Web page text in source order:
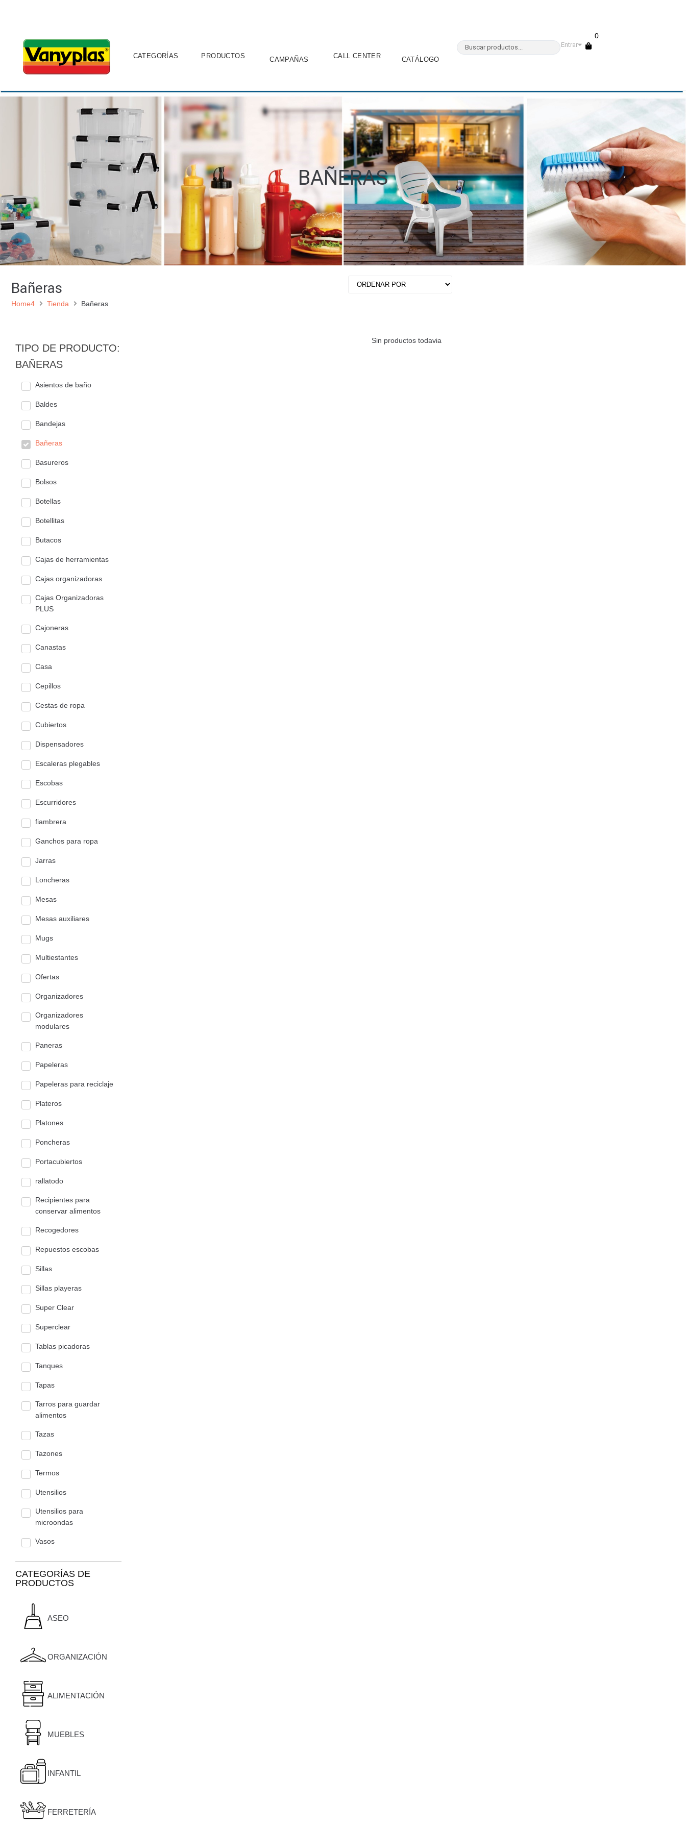
CATEGORÍAS PRODUCTOS CAMPAÑAS CALL CENTER CATÁLOGO
Entrar
0
BAÑERAS
Bañeras
Home4 Tienda Bañeras
TIPO DE PRODUCTO:
BAÑERAS
Asientos de baño
Baldes
Bandejas
Bañeras
Basureros
Bolsos
Botellas
Botellitas
Butacos
Cajas de herramientas
Cajas organizadoras
Cajas Organizadoras
PLUS
Cajoneras
Canastas
Casa
Cepillos
Cestas de ropa
Cubiertos
Dispensadores
Escaleras plegables
Escobas
Escurridores
fiambrera
Ganchos para ropa
Jarras
Loncheras
Mesas
Mesas auxiliares
Mugs
Multiestantes
Ofertas
Organizadores
Organizadores
modulares
Paneras
Papeleras
Papeleras para reciclaje
Plateros
Platones
Poncheras
Portacubiertos
rallatodo
Recipientes para
conservar alimentos
Recogedores
Repuestos escobas
Sillas
Sillas playeras
Super Clear
Superclear
Tablas picadoras
Tanques
Tapas
Tarros para guardar
alimentos
Tazas
Tazones
Termos
Utensilios
Utensilios para
microondas
Vasos
CATEGORÍAS DE
PRODUCTOS
ASEO
ORGANIZACIÓN
ALIMENTACIÓN
MUEBLES
INFANTIL
FERRETERÍA
Sin productos todavia